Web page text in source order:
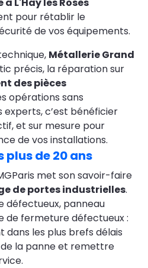
pour rétablir le
de vos équipements.
Métallerie Grand
précis, la réparation sur
des pièces
opérations sans
experts, c’est bénéficier
et sur mesure pour
de vos installations.
plus de 20 ans
met son savoir-faire
de portes industrielles.
défectueux, panneau
de fermeture défectueux :
dans les plus brefs délais
la panne et remettre